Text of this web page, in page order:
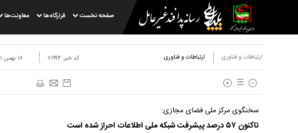
صفحه نخست قرارگاه‌ها معاونت‌ها
ارتباطات و فناوری ارتباطات و فناوری ۱۸ بهمن ۱۴۰۱ - ۱۰:۲۴ کد خبر: ۷۱۹۹۴
سخنگوی مرکز ملی فضای مجازی:
تاکنون ۵۷ درصد پیشرفت شبکه ملی اطلاعات احراز شده است